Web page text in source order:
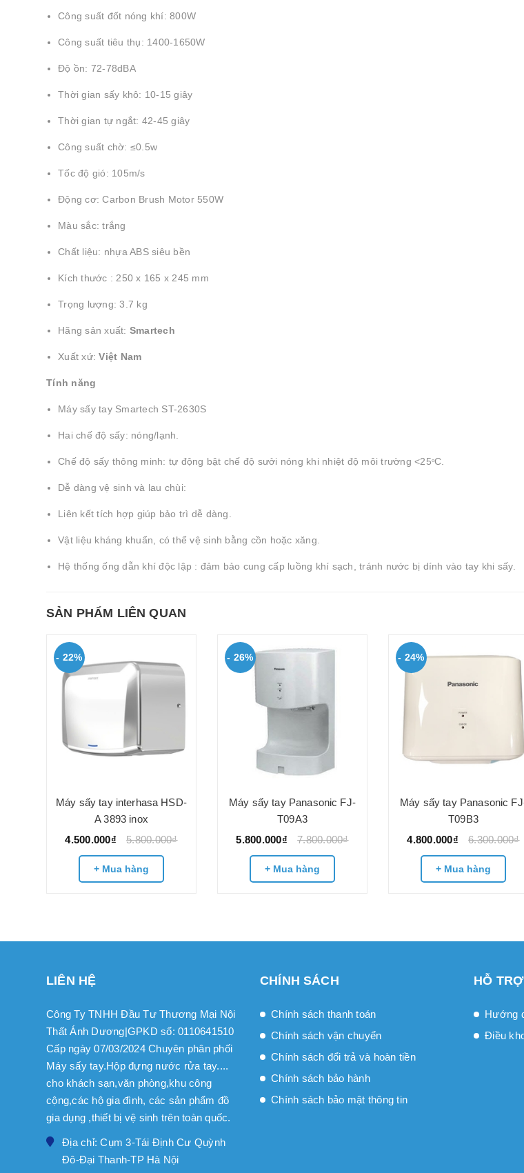
Công suất đốt nóng khí: 800W
Công suất tiêu thụ: 1400-1650W
Độ ồn: 72-78dBA
Thời gian sấy khô: 10-15 giây
Thời gian tự ngắt: 42-45 giây
Công suất chờ: ≤0.5w
Tốc độ gió: 105m/s
Động cơ: Carbon Brush Motor 550W
Màu sắc: trắng
Chất liệu: nhựa ABS siêu bền
Kích thước : 250 x 165 x 245 mm
Trọng lượng: 3.7 kg
Hãng sản xuất: Smartech
Xuất xứ:Việt Nam
Tính năng
Máy sấy tay Smartech ST-2630S
Hai chế độ sấy: nóng/lạnh.
Chế độ sấy thông minh: tự động bật chế độ sưởi nóng khi nhiệt độ môi trường <25oC.
Dễ dàng vệ sinh và lau chùi:
Liên kết tích hợp giúp bảo trì dễ dàng.
Vật liệu kháng khuẩn, có thể vệ sinh bằng cồn hoặc xăng.
Hệ thống ống dẫn khí độc lập : đảm bảo cung cấp luồng khí sạch, tránh nước bị dính vào tay khi sấy.
SẢN PHẨM LIÊN QUAN
- 22%
Máy sấy tay interhasa HSD-
A 3893 inox
4.500.000₫
5.800.000₫
+ Mua hàng
- 26%
Máy sấy tay Panasonic FJ-
T09A3
5.800.000₫
7.800.000₫
+ Mua hàng
- 24%
Máy sấy tay Panasonic
T09B3
4.800.000₫
6.300.000₫
+ Mua hàng
LIÊN HỆ
Công Ty TNHH Đầu Tư Thương Mại Nội
Thất Ánh Dương|GPKD số: 0110641510
Cấp ngày 07/03/2024 Chuyên phân phối
Máy sấy tay.Hộp đựng nước rửa tay....
cho khách sạn,văn phòng,khu công
cộng,các hộ gia đình, các sản phẩm đồ
gia dụng ,thiết bị vệ sinh trên toàn quốc.
Địa chỉ: Cụm 3-Tái Định Cư Quỳnh
Đô-Đại Thanh-TP Hà Nội
CHÍNH SÁCH
Chính sách thanh toán
Chính sách vận chuyển
Chính sách đổi trả và hoàn tiền
Chính sách bảo hành
Chính sách bảo mật thông tin
HỖ
Hướng
Điều